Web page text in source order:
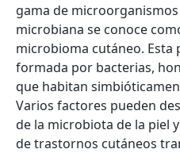
gama de
microbiana se conoce
microbioma cutáneo. Esta
formada por bacterias,
que habitan
Varios factores pueden
de la microbiota de la piel
de trastornos cutáneos